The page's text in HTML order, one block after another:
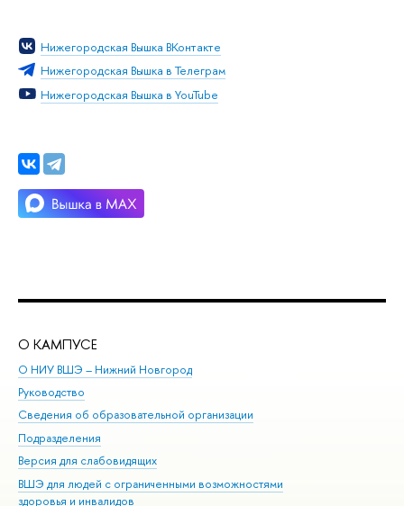
Нижегородская Вышка ВКонтакте
Нижегородская Вышка в Телеграм
Нижегородская Вышка в YouTube
О КАМПУСЕ
О НИУ ВШЭ – Нижний Новгород
Руководство
Сведения об образовательной организации
Подразделения
Версия для слабовидящих
ВШЭ для людей с ограниченными возможностями
здоровья и инвалидов